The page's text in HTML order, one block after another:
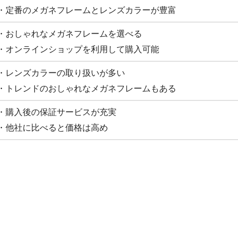
・定番のメガネフレームとレンズカラーが豊富
・おしゃれなメガネフレームを選べる
・オンラインショップを利用して購入可能
・レンズカラーの取り扱いが多い
・トレンドのおしゃれなメガネフレームもある
・購入後の保証サービスが充実
・他社に比べると価格は高め